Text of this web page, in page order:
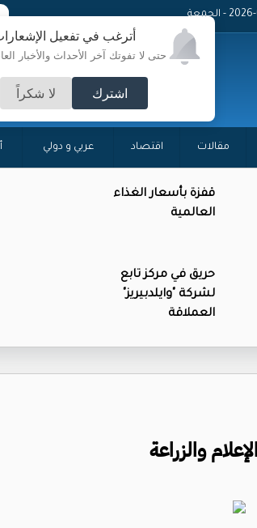
أترغب في تفعيل
حتى لا تفوتك آخر الأحداث والأخبار
اشترك لا شكراً
- الجمعة
مقالات اقتصاد عربي و دولي
قفزة بأسعار الغذاء
العالمية
حريق في مركز تابع
لشركة "وايلدبيريز"
العملاقة
والزراعة